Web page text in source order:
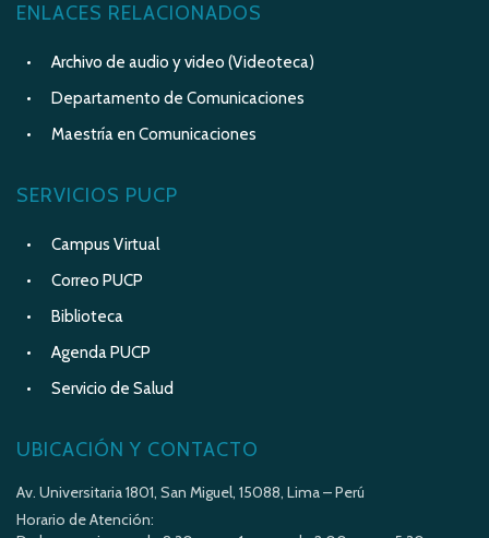
ENLACES RELACIONADOS
Archivo de audio y video (Videoteca)
Departamento de Comunicaciones
Maestría en Comunicaciones
SERVICIOS PUCP
Campus Virtual
Correo PUCP
Biblioteca
Agenda PUCP
Servicio de Salud
UBICACIÓN Y CONTACTO
Av. Universitaria 1801, San Miguel, 15088, Lima – Perú
Horario de Atención: